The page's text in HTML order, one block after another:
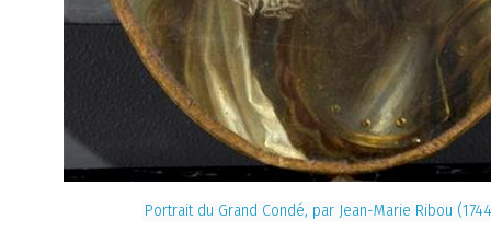
Portrait du Grand Condé, par Jean-Marie Ribou